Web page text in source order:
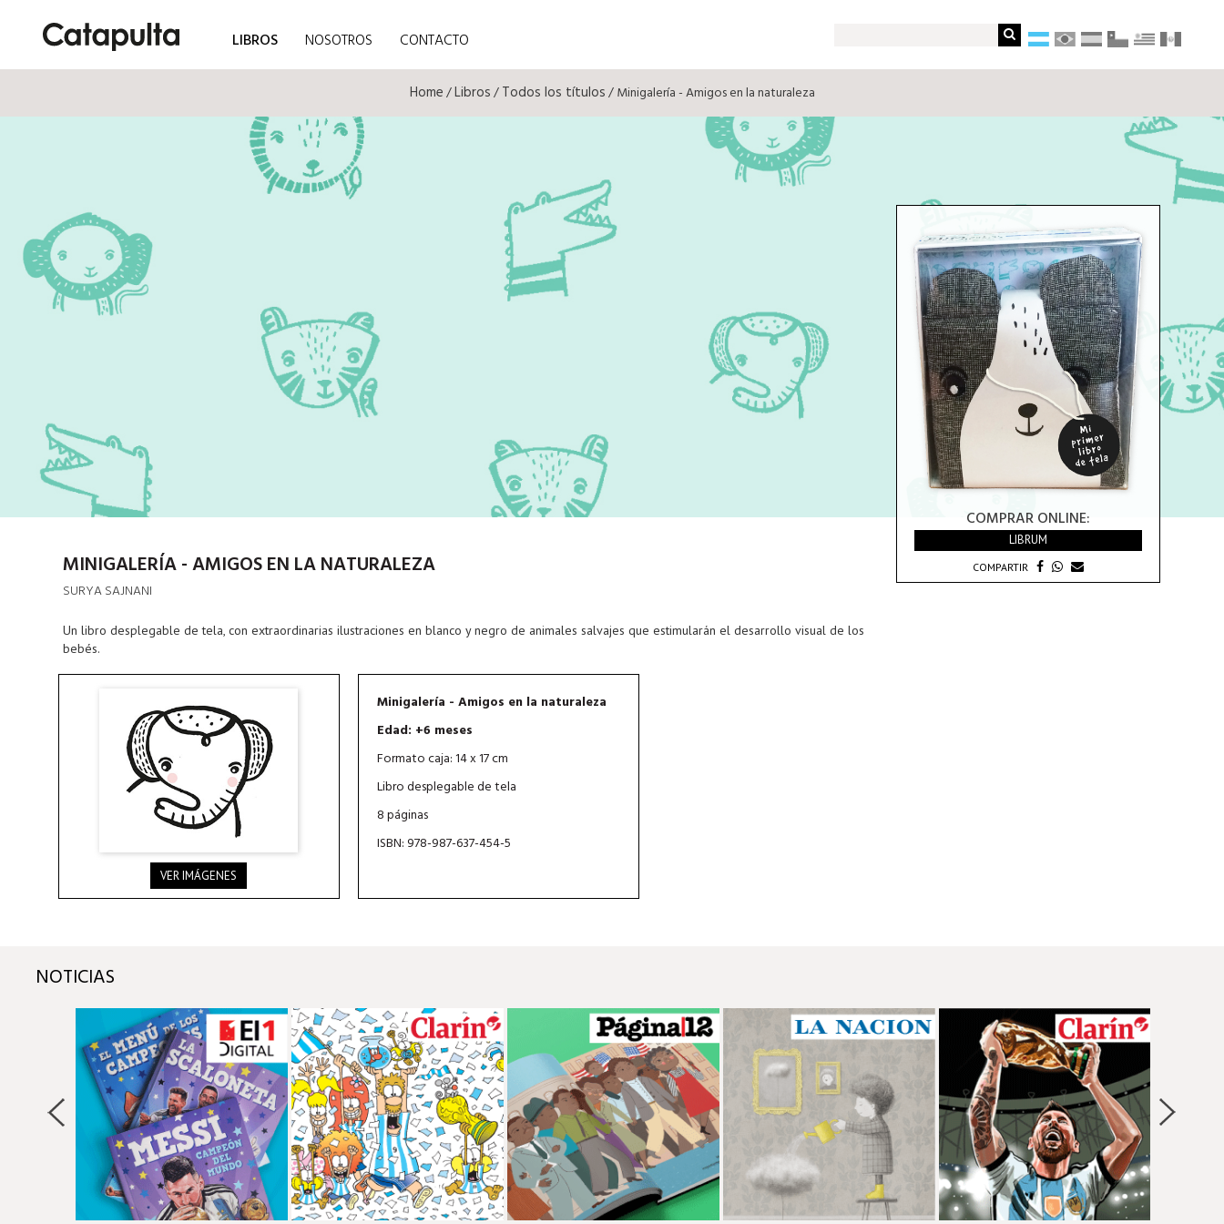
LIBROS NOSOTROS CONTACTO
Home/Libros/Todos los títulos/ Minigalería - Amigos en la naturaleza
COMPRAR ONLINE:
LIBRUM
COMPARTIR
MINIGALERÍA - AMIGOS EN LA NATURALEZA
SURYA SAJNANI
Un libro desplegable de tela, con extraordinarias ilustraciones en blanco y negro de animales salvajes que estimularán el desarrollo visual de los
bebés.
VER IMÁGENES
Minigalería - Amigos en la naturaleza
Edad: +6 meses
Formato caja: 14 x 17 cm
Libro desplegable de tela
8 páginas
ISBN: 978-987-637-454-5
NOTICIAS